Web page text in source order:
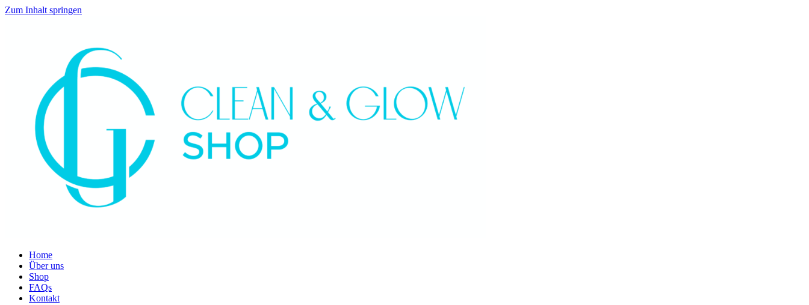
Zum Inhalt springen
Home
Über uns
Shop
FAQs
Kontakt